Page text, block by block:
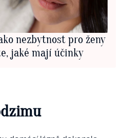
nezbytnost pro ženy
jaké mají účinky